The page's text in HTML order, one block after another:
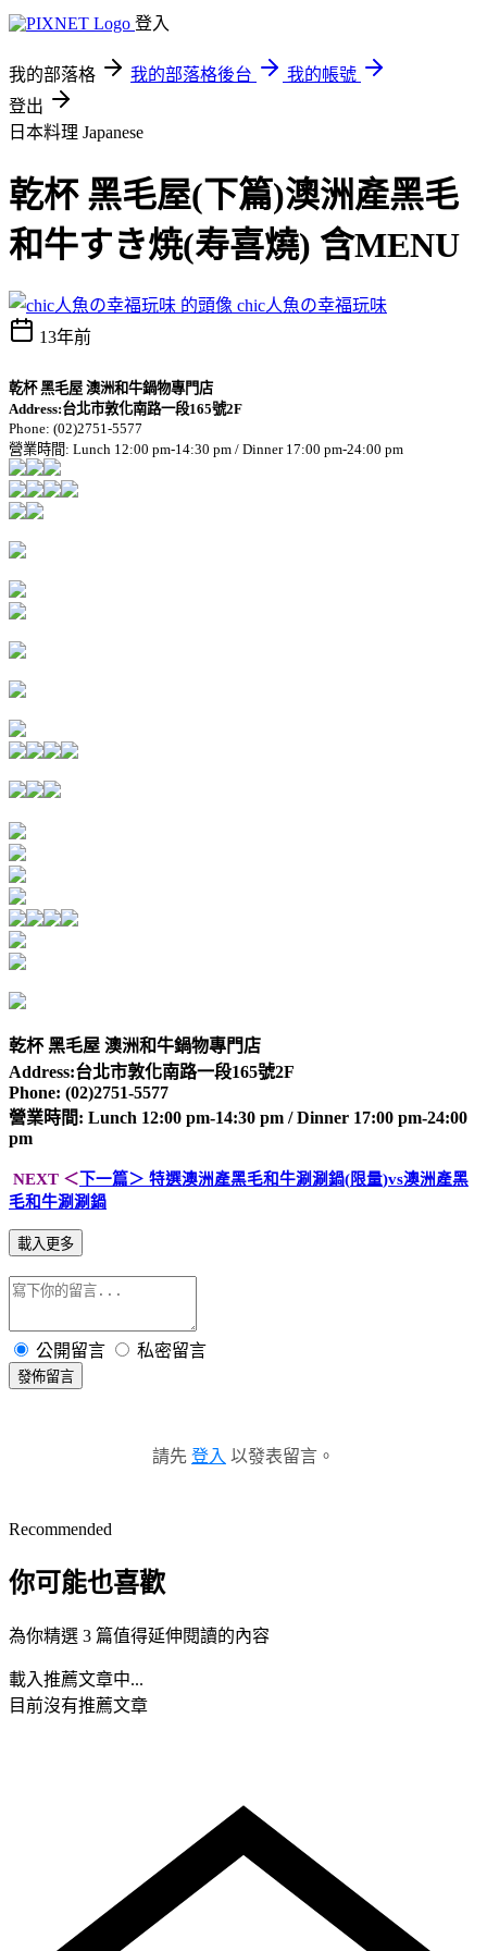
登入
我的部落格 我的部落格後台
我的帳號
登出
日本料理 Japanese
乾杯 黑毛屋(下篇)澳洲產黑毛
和牛すき焼(寿喜燒) 含MENU
chic人魚の幸福玩味
13年前
乾杯 黑毛屋 澳洲和牛鍋物專門店
Address:台北市敦化南路一段165號2F
Phone: (02)2751-5577
營業時間: Lunch 12:00 pm-14:30 pm / Dinner 17:00 pm-24:00 pm
乾杯 黑毛屋 澳洲和牛鍋物專門店
Address:台北市敦化南路一段165號2F
Phone: (02)2751-5577
營業時間: Lunch 12:00 pm-14:30 pm / Dinner 17:00 pm-24:00
pm
NEXT ＜下一篇＞ 特選澳洲產黑毛和牛涮涮鍋(限量)vs澳洲產黑
毛和牛涮涮鍋
載入更多
公開留言 私密留言
發佈留言
請先 登入 以發表留言。
Recommended
你可能也喜歡
為你精選 3 篇值得延伸閱讀的內容
載入推薦文章中...
目前沒有推薦文章